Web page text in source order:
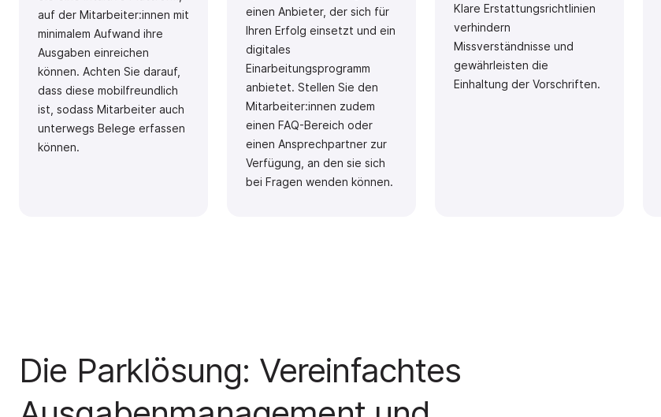
auf der Mitarbeiter:innen mit
minimalem Aufwand ihre
Ausgaben einreichen
können. Achten Sie darauf,
dass diese mobilfreundlich
ist, sodass Mitarbeiter auch
unterwegs Belege erfassen
können.
einen Anbieter, der sich für
Ihren Erfolg einsetzt und ein
digitales
Einarbeitungsprogramm
anbietet. Stellen Sie den
Mitarbeiter:innen zudem
einen FAQ-Bereich oder
einen Ansprechpartner zur
Verfügung, an den sie sich
bei Fragen wenden können.
Klare Erstattungsrichtlinien
verhindern
Missverständnisse und
gewährleisten die
Einhaltung der Vorschriften.
Die Parklösung: Vereinfachtes